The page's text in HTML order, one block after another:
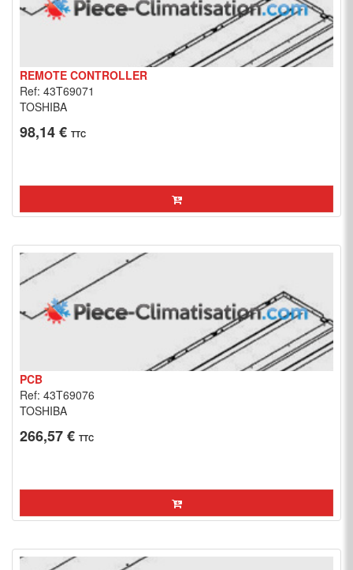
REMOTE CONTROLLER
Ref: 43T69071
TOSHIBA
98,14 € TTC
PCB
Ref: 43T69076
TOSHIBA
266,57 € TTC